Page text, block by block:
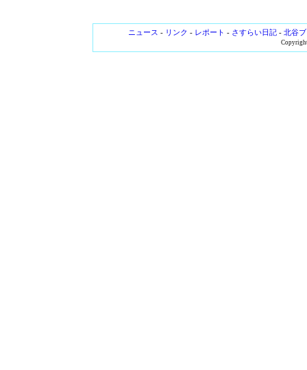
ニュース - リンク - レポート - さすらい日記- 北谷